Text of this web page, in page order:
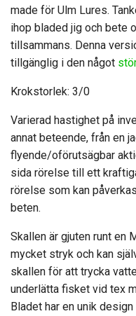
made för Ulm Lures.
ihop bladed jig och bete
tillsammans. Denna
tillgänglig i den något
Krokstorlek: 3/0
Varierad hastighet på
annat beteende, från en
flyende/oförutsägbar
sida rörelse till ett
rörelse som kan
beten.
Skallen är gjuten runt en
mycket stryk och kan
skallen för att trycka
underlätta fisket vid tex
Bladet har en unik